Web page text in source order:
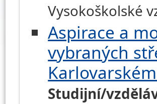
Vysokoškolské
Aspirace a
vybraných
Studijní/